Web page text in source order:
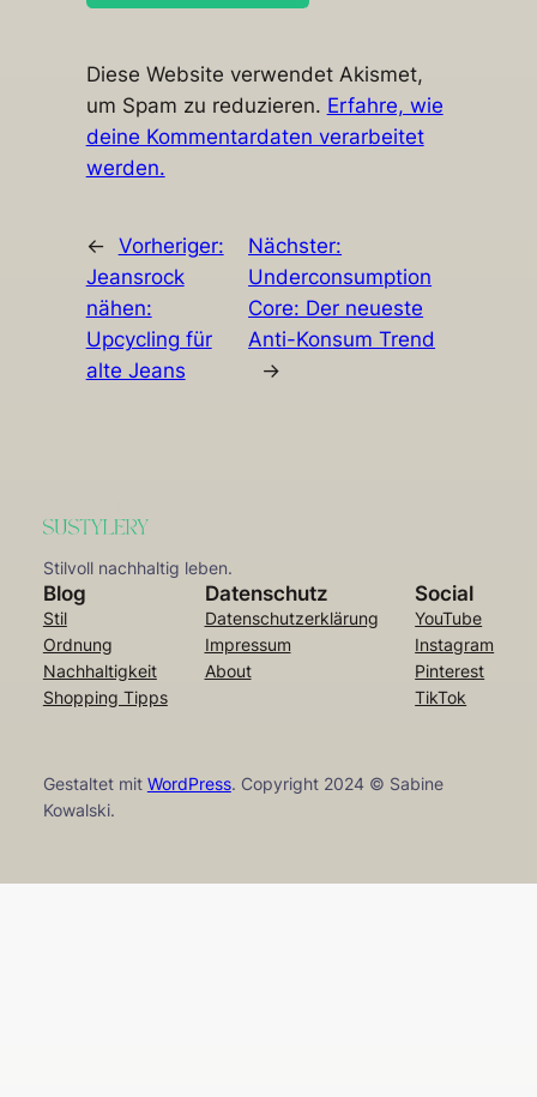
Diese Website verwendet Akismet,
um Spam zu reduzieren. Erfahre, wie
deine Kommentardaten verarbeitet
werden.
←
Vorheriger:
Jeansrock
nähen:
Upcycling für
alte Jeans
Nächster:
Underconsumption
Core: Der neueste
Anti-Konsum Trend
→
Stilvoll nachhaltig leben.
Blog
Stil
Ordnung
Nachhaltigkeit
Shopping Tipps
Datenschutz
Datenschutzerklärung
Impressum
About
Social
YouTube
Instagram
Pinterest
TikTok
Gestaltet mit WordPress. Copyright 2024 © Sabine
Kowalski.